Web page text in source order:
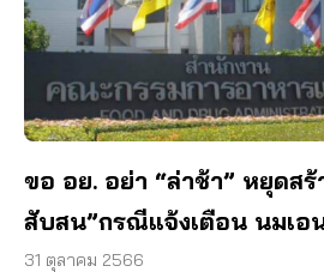
ขอ อย. อย่า “ล่าช้า” หยุดสร้
สับสน”กรณีแจ้งเตือน นมเอ
31 ตุลาคม 2566